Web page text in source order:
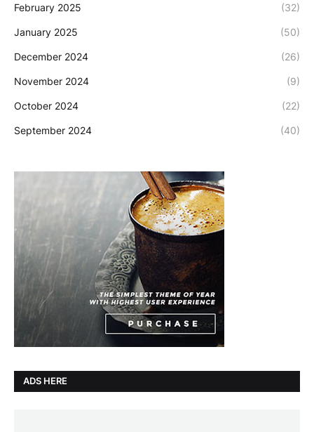
February 2025 (32)
January 2025 (50)
December 2024 (26)
November 2024 (9)
October 2024 (22)
September 2024 (40)
ADS HERE